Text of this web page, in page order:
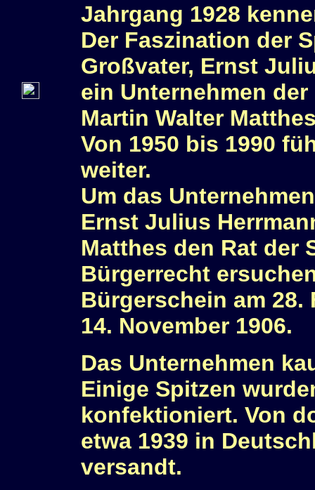
Jahrgang 1928
Der Faszination der
Großvater, Ernst
ein Unternehmen
Martin Walter
Von 1950 bis 1990
weiter.
Um das
Ernst Julius
Matthes den Rat der
Bürgerrecht
Bürgerschein am 28.
14. November 1906.
Das Unternehmen
Einige Spitzen
konfektioniert. Von
etwa 1939 in
versandt.